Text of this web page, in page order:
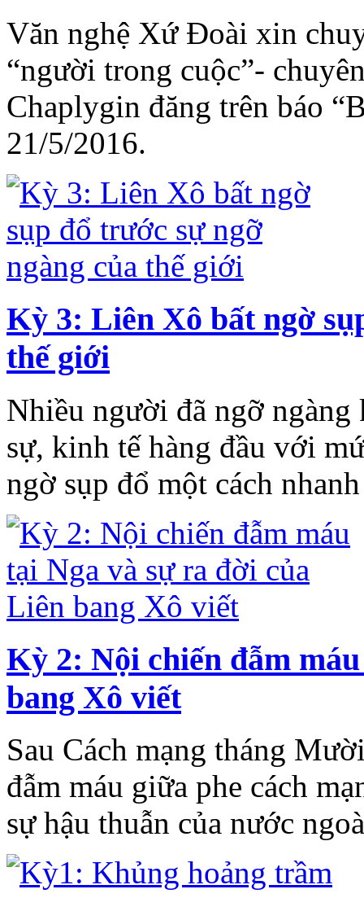
Văn nghệ Xứ Đoài xin
“người trong cuộc”-
Chaplygin đăng trên báo
21/5/2016.
Kỳ 3: Liên Xô bất ngờ
thế giới
Nhiều người đã ngỡ
sự, kinh tế hàng đầu với
ngờ sụp đổ một cách
Kỳ 2: Nội chiến đẫm
bang Xô viết
Sau Cách mạng tháng
đẫm máu giữa phe cách
sự hậu thuẫn của nước